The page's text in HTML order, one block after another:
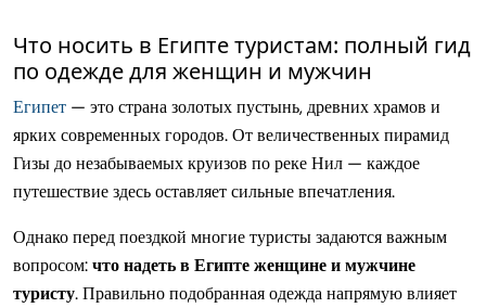
Что носить в Египте туристам: полный гид
по одежде для женщин и мужчин
Египет — это страна золотых пустынь, древних храмов и
ярких современных городов. От величественных пирамид
Гизы до незабываемых круизов по реке Нил — каждое
путешествие здесь оставляет сильные впечатления.
Однако перед поездкой многие туристы задаются важным
вопросом:что надеть в Египте женщине и мужчине
туристу. Правильно подобранная одежда напрямую влияет